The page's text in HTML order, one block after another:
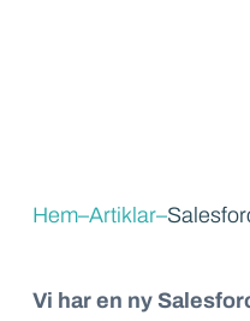
Hem–Artiklar–
Vi har en ny